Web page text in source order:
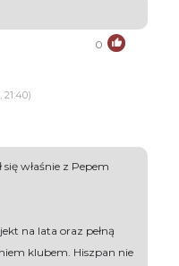
0
właśnie z Pepem
na lata oraz pełną
klubem. Hiszpan nie